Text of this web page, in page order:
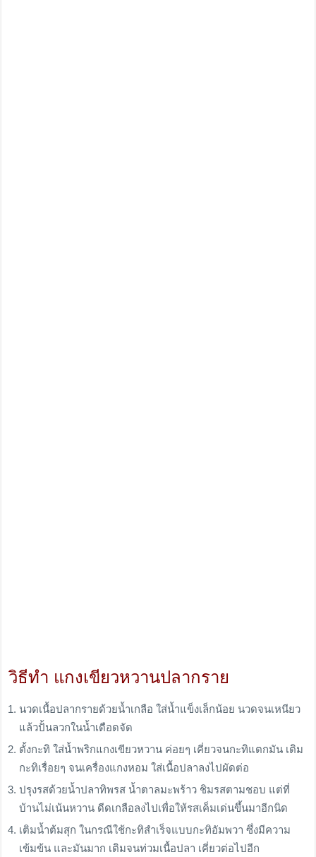
วิธีทำ แกงเขียวหวานปลากราย
นวดเนื้อปลากรายด้วยน้ำเกลือ ใส่น้ำแข็งเล็กน้อย นวดจนเหนียว
แล้วปั้นลวกในน้ำเดือดจัด
ตั้งกะทิ ใส่น้ำพริกแกงเขียวหวาน ค่อยๆ เคี่ยวจนกะทิแตกมัน เติม
กะทิเรื่อยๆ จนเครื่องแกงหอม ใส่เนื้อปลาลงไปผัดต่อ
ปรุงรสด้วยน้ำปลาทิพรส น้ำตาลมะพร้าว ชิมรสตามชอบ แต่ที่
บ้านไม่เน้นหวาน ดีดเกลือลงไปเพื่อให้รสเค็มเด่นขึ้นมาอีกนิด
เติมน้ำต้มสุก ในกรณีใช้กะทิสำเร็จแบบกะทิอัมพวา ซึ่งมีความ
เข้มข้น และมันมาก เติมจนท่วมเนื้อปลา เคี่ยวต่อไปอีก